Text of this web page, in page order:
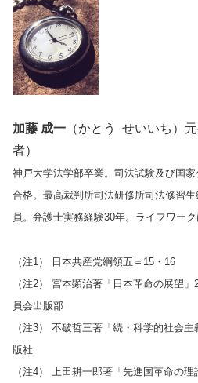
加藤 成一 （かとう せいいち）
者）
神戸大学法学部卒業。司法試験及び国
合格。最高裁判所司法研修所司法修習
員。弁護士実務経験30年。ライフワーク
（注1） 日本共産党綱領五＝15・16
（注2） 宮本顕治著「日本革命の展望
員会出版部
（注3） 不破哲三著「続・科学的社会
版社
（注4） 上田耕一郎著「先進国革命の